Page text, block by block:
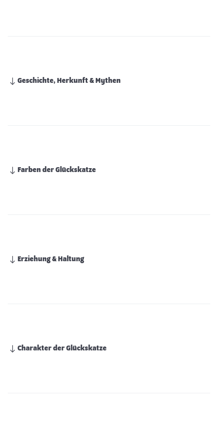
Geschichte, Herkunft & Mythen
Farben der Glückskatze
Erziehung & Haltung
Charakter der Glückskatze